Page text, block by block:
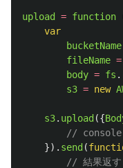
upload = function
var
bucketName
fileName =
body = fs .
s3 = new
s3. upload ({
//
}). send (
// 結果返す